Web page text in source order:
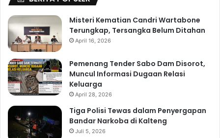
Misteri Kematian Candri Wartabone
Terungkap, Tersangka Belum Ditahan
April 16, 2026
Pemenang Tender Sabo Dam Disorot,
Muncul Informasi Dugaan Relasi
Keluarga
April 28, 2026
Tiga Polisi Tewas dalam Penyergapan
Bandar Narkoba di Kalteng
Juli 5, 2026